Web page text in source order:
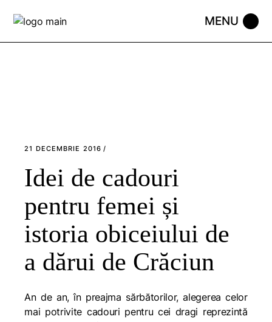
the
21 DECEMBRIE 2016
Idei de cadouri
pentru femei și
istoria obiceiului de
a dărui de Crăciun
An de an, în preajma sărbătorilor, alegerea celor
mai potrivite cadouri pentru cei dragi reprezintă